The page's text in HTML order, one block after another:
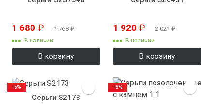
1 680 ₽ 1 768₽
В наличии
В корзину
1 920 ₽ 2 021₽
В наличии
В корзину
Серьги S2173
-5% -5%